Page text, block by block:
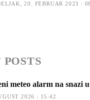
20. FEBRUAR 2023 :
meteo alarm na snazi
2026 : 15:42